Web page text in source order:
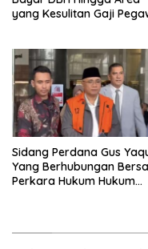
yang Kesulitan Gaji
Sidang Perdana Gus
Yang Berhubungan
Perkara Hukum Hukum